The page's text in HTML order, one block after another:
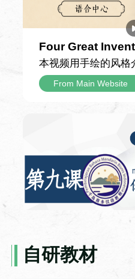
Year One （TP1）
Class Hours
Experiencing
Introduction to the
Year One （TP1）
震撼。攀登途中，
雏形早在两千多年前
岁月留存至今；城墙
座高耸的建筑，其中
情的信号站，敌楼则
兵、存放物资。 游
姜女哭长城的古老
砖、特制灰浆等修建
力运送物料的建造历
的总长规模。听完这
只将长城看作一道高
的历史重量，也真切
Four Great
本视频用手绘的风格
印刷术，以细腻生动
拆解中国古代印刷
进之路，解锁藏在典
智慧。 视频首先回
——唐代的雕版印刷
重要开端，雕版印刷
工匠将文字与图案反
再刷墨覆纸完成印制
制，彻底打破了手抄
频发的局限，让知识
From Main Website
商务汉语-9-你的汉
自研教材